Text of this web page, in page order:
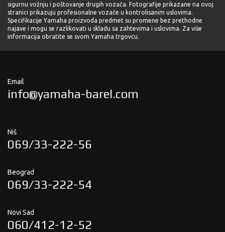
sigurnu vožnju i poštovanje drugih vozača. Fotografije prikazane na ovoj
stranici prikazuju profesionalne vozače u kontrolisanim uslovima.
Specifikacije Yamaha proizvoda predmet su promene bez prethodne
najave i mogu se razlikovati u skladu sa zahtevima i uslovima. Za više
informacija obratite se svom Yamaha trgovcu.
Email
info@yamaha-barel.com
Niš
069/33-222-56
Beograd
069/33-222-54
Novi Sad
060/412-12-52